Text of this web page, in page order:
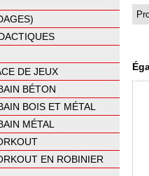
DE JEUX
BÉTON
BOIS ET MÉTAL
MÉTAL
EN ROBINIER